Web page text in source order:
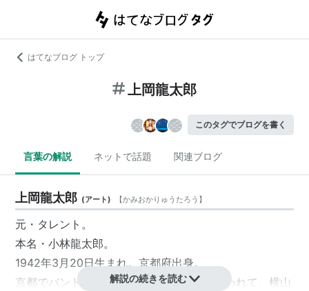
はてなブログ トップ
上岡龍太郎
このタグでブログを書く
言葉の解説 ネットで話題 関連ブログ
上岡龍太郎 (アート) 【かみおかりゅうたろう 】
元・タレント。
本名・小林龍太郎。
1942年3月20日生まれ。京都府出身。
京都でバンドボーイ時代に横山ノックに誘われて、 横山
解説の続きを読む